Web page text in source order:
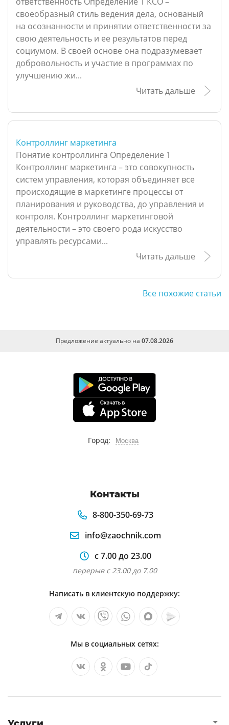
своеобразный стиль ведения дела, основаный
на осознанности и принятии ответственности за
свою деятельность и ее результатов перед
социумом. В своей основе она подразумевает
добровольность и участие в программах по
улучшению жи...
Читать дальше
Контроллинг маркетинга
Понятие контроллинга Определение 1
Контроллинг маркетинга – это совокупность
систем управления, которая объединяет все
происходящие в маркетинге процессы от
планирования и руководства, до управления и
контроля. Контроллинг маркетинговой
деятельности – это своего рода искусство
управлять ресурсами...
Читать дальше
Все похожие статьи
Предложение актуально на 07.08.2026
Город: Москва
Контакты
8-800-350-69-73
info@zaochnik.com
с 7.00 до 23.00
перерыв с 23.00 до 7.00
Написать в клиентскую поддержку:
Мы в социальных сетях: